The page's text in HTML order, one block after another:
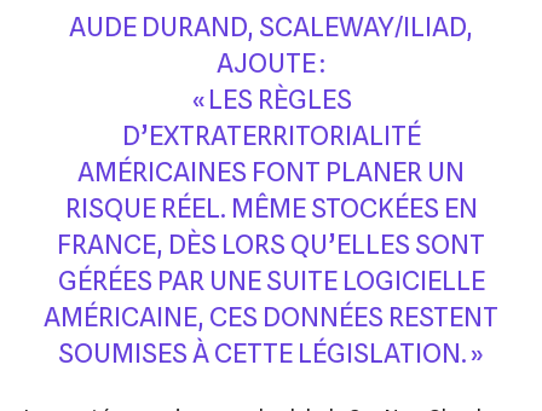
AUDE DURAND, SCALEWAY/ILIAD,
AJOUTE :
« LES RÈGLES
D’EXTRATERRITORIALITÉ
AMÉRICAINES FONT PLANER UN
RISQUE RÉEL. MÊME STOCKÉES EN
FRANCE, DÈS LORS QU’ELLES SONT
GÉRÉES PAR UNE SUITE LOGICIELLE
AMÉRICAINE, CES DONNÉES RESTENT
SOUMISES À CETTE LÉGISLATION. »